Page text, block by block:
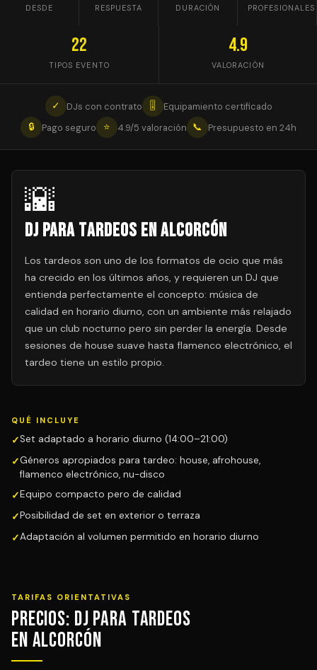
DESDE RESPUESTA DURACIÓN PROFESIONALES
22
TIPOS EVENTO
4.9
VALORACIÓN
✓ DJs con contrato 🎚
Equipamiento certificado
🔒
Pago seguro ⭐ 4.9/5 valoración 📞 Presupuesto en 24h
🌇
DJ para Tardeos en Alcorcón
Los tardeos son uno de los formatos de ocio que más
ha crecido en los últimos años, y requieren un DJ que
entienda perfectamente el concepto: música de
calidad en horario diurno, con un ambiente más relajado
que un club nocturno pero sin perder la energía. Desde
sesiones de house suave hasta flamenco electrónico, el
tardeo tiene un estilo propio.
QUÉ INCLUYE
Set adaptado a horario diurno (14:00–21:00)
Géneros apropiados para tardeo: house, afrohouse,
flamenco electrónico, nu-disco
Equipo compacto pero de calidad
Posibilidad de set en exterior o terraza
Adaptación al volumen permitido en horario diurno
TARIFAS ORIENTATIVAS
Precios: DJ para Tardeos
en Alcorcón